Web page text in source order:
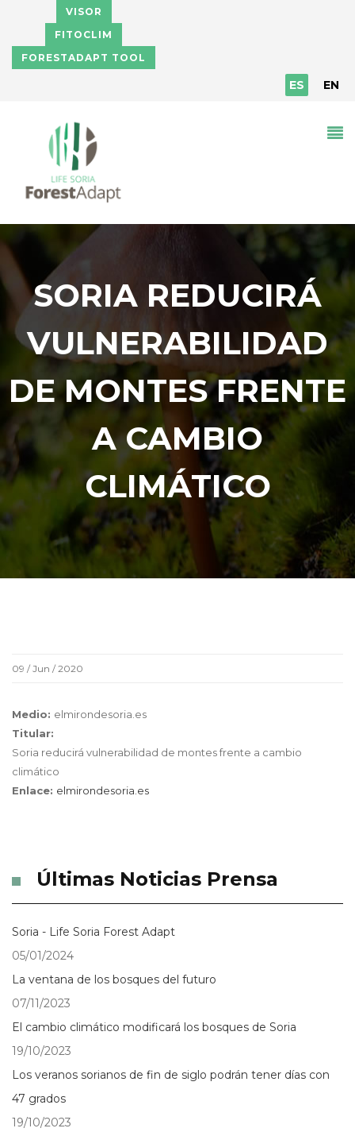
Pasar al contenido principal
VISOR
FITOCLIM
FORESTADAPT TOOL
ES EN
SORIA REDUCIRÁ
VULNERABILIDAD
DE MONTES FRENTE
A CAMBIO
CLIMÁTICO
09 / Jun / 2020
Medio: elmirondesoria.es
Titular:
Soria reducirá vulnerabilidad de montes frente a cambio
climático
Enlace: elmirondesoria.es
Últimas Noticias Prensa
Soria - Life Soria Forest Adapt
05/01/2024
La ventana de los bosques del futuro
07/11/2023
El cambio climático modificará los bosques de Soria
19/10/2023
Los veranos sorianos de fin de siglo podrán tener días con
47 grados
19/10/2023